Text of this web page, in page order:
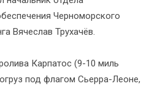
Черноморского
Вячеслав Трухачёв.
Карпатос (9-10 миль
под флагом Сьерра-Леоне,